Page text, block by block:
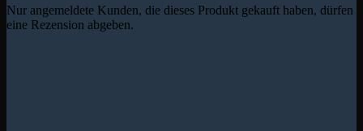
Nur angemeldete Kunden, die dieses Produkt gekauft haben, dürfen
eine Rezension abgeben.